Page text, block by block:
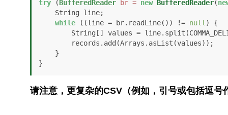
try (BufferedReader br = new BufferedReader(
while ((line = br.readLine()) != null ) {
}
请注意，更复杂的CSV（例如，引号或包括逗